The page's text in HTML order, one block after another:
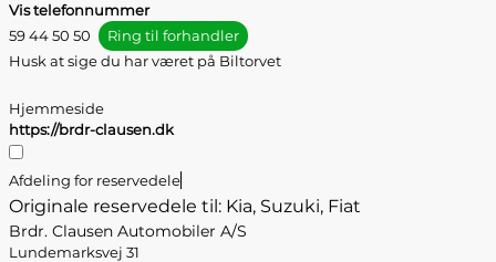
Vis telefonnummer
59 44 50 50
Ring til forhandler
Husk at sige du har været på Biltorvet
Hjemmeside
https://brdr-clausen.dk
Afdeling for reservedele
Originale reservedele til: Kia, Suzuki, Fiat
Brdr. Clausen Automobiler A/S
Lundemarksvej 31